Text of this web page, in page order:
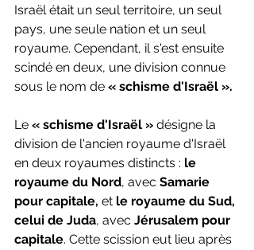
Israël était un seul territoire, un seul
pays, une seule nation et un seul
royaume. Cependant, il s'est ensuite
scindé en deux, une division connue
sous le nom de « schisme d'Israël ».
Le « schisme d'Israël » désigne la
division de l'ancien royaume d'Israël
en deux royaumes distincts : le
royaume du Nord, avec Samarie
pour capitale, et le royaume du Sud,
celui de Juda, avec Jérusalem pour
capitale. Cette scission eut lieu après